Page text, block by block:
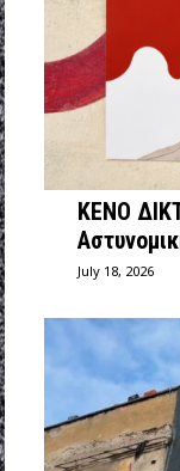
ΚΕΝΟ
July 18, 2026